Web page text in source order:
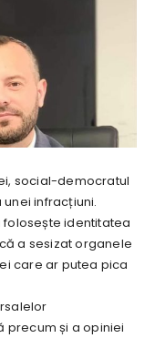
social-democratul
infracțiuni.
identitatea
a sesizat organele
care ar putea pica
precum și a opiniei